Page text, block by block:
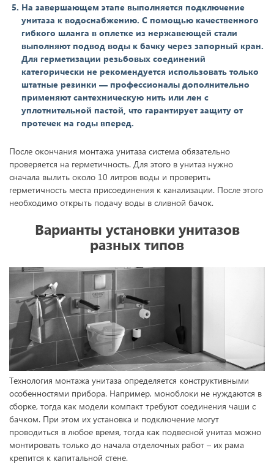
На завершающем этапе выполняется подключение
унитаза к водоснабжению. С помощью качественного
гибкого шланга в оплетке из нержавеющей стали
выполняют подвод воды к бачку через запорный кран.
Для герметизации резьбовых соединений
категорически не рекомендуется использовать только
штатные резинки — профессионалы дополнительно
применяют сантехническую нить или лен с
уплотнительной пастой, что гарантирует защиту от
протечек на годы вперед.
После окончания монтажа унитаза система обязательно
проверяется на герметичность. Для этого в унитаз нужно
сначала вылить около 10 литров воды и проверить
герметичность места присоединения к канализации. После этого
необходимо открыть подачу воды в сливной бачок.
Варианты установки унитазов
разных типов
Технология монтажа унитаза определяется конструктивными
особенностями прибора. Например, моноблоки не нуждаются в
сборке, тогда как модели компакт требуют соединения чаши с
бачком. При этом их установка и подключение могут
проводиться в любое время, тогда как подвесной унитаз можно
монтировать только до начала отделочных работ – их рама
крепится к капитальной стене.